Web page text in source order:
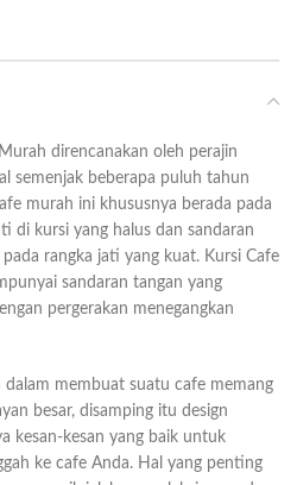
direncanakan oleh perajin
semenjak beberapa puluh tahun
murah ini khususnya berada pada
di kursi yang halus dan sandaran
rangka jati yang kuat. Kursi Cafe
sandaran tangan yang
pergerakan menegangkan
dalam membuat suatu cafe memang
besar, disamping itu design
kesan-kesan yang baik untuk
ke cafe Anda. Hal yang penting